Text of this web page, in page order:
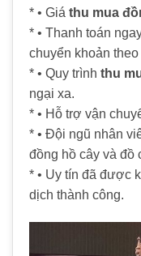
* • Giá thu mua
* • Thanh toán
chuyển khoản theo
* • Quy trình thu
ngại xa.
* • Hỗ trợ vận
* • Đội ngũ nhân
đồng hồ cây và đồ
* • Uy tín đã được
dịch thành công.